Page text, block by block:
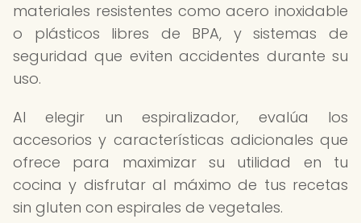
materiales resistentes como acero inoxidable
o plásticos libres de BPA, y sistemas de
seguridad que eviten accidentes durante su
uso.
Al elegir un espiralizador, evalúa los
accesorios y características adicionales que
ofrece para maximizar su utilidad en tu
cocina y disfrutar al máximo de tus recetas
sin gluten con espirales de vegetales.